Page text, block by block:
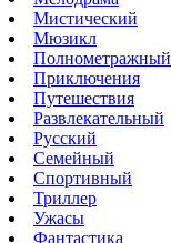
Мистический
Мюзикл
Полнометражный
Приключения
Путешествия
Развлекательный
Русский
Семейный
Спортивный
Триллер
Ужасы
Фантастика